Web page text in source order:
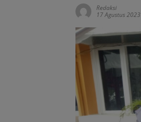
Redaksi
17 Agustus 2023